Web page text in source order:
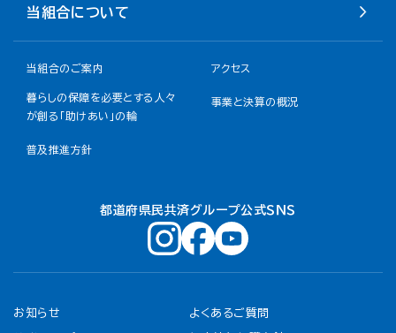
当組合について
当組合のご案内 アクセス
暮らしの保障を必要とする人々
が創る「助けあい」の輪
事業と決算の概況
普及推進方針
都道府県民共済グループ公式ＳＮＳ
お知らせ よくあるご質問